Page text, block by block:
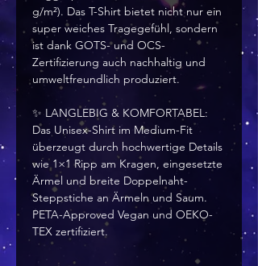
g/m²). Das T-Shirt bietet nicht nur ein
super weiches Tragegefühl, sondern
ist dank GOTS- und OCS-
Zertifizierung auch nachhaltig und
umweltfreundlich produziert.
✨ LANGLEBIG & KOMFORTABEL:
Das Unisex-Shirt im Medium-Fit
überzeugt durch hochwertige Details
wie 1×1 Ripp am Kragen, eingesetzte
Ärmel und breite Doppelnaht-
Steppstiche an Ärmeln und Saum.
PETA-Approved Vegan und OEKO-
TEX zertifiziert.